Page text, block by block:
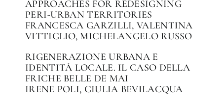
APPROACHES FOR REDESIGNING
PERI-URBAN TERRITORIES
FRANCESCA GARZILLI, VALENTINA
VITTIGLIO, MICHELANGELO RUSSO
RIGENERAZIONE URBANA E
IDENTITÀ LOCALE. IL CASO DELLA
FRICHE BELLE DE MAI
IRENE POLI, GIULIA BEVILACQUA